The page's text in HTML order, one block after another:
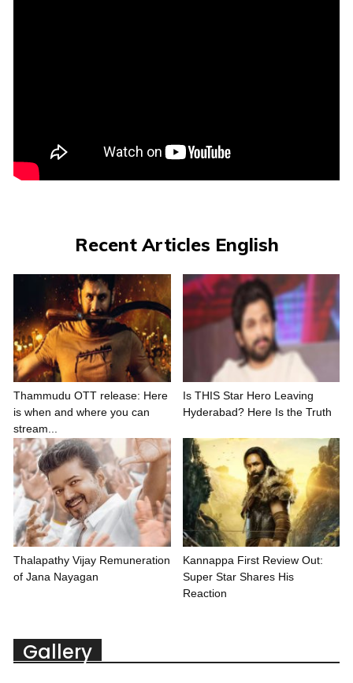
Recent Articles English
Thammudu OTT release: Here
is when and where you can
stream...
Is THIS Star Hero Leaving
Hyderabad? Here Is the Truth
Thalapathy Vijay Remuneration
of Jana Nayagan
Kannappa First Review Out:
Super Star Shares His
Reaction
Gallery